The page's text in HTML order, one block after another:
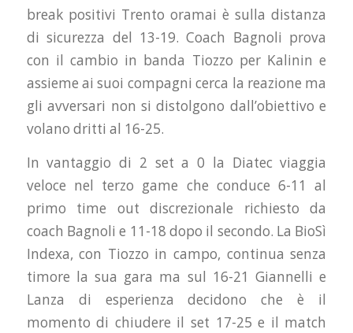
break positivi Trento oramai è sulla distanza
di sicurezza del 13-19. Coach Bagnoli prova
con il cambio in banda Tiozzo per Kalinin e
assieme ai suoi compagni cerca la reazione ma
gli avversari non si distolgono dall’obiettivo e
volano dritti al 16-25.
In vantaggio di 2 set a 0 la Diatec viaggia
veloce nel terzo game che conduce 6-11 al
primo time out discrezionale richiesto da
coach Bagnoli e 11-18 dopo il secondo. La BioSì
Indexa, con Tiozzo in campo, continua senza
timore la sua gara ma sul 16-21 Giannelli e
Lanza di esperienza decidono che è il
momento di chiudere il set 17-25 e il match